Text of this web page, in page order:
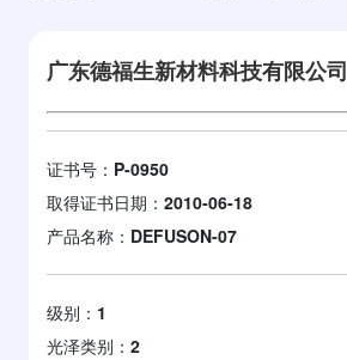
广东德福生新材料科技有限公司
证书号： P-0950
取得证书日期： 2010-06-18
产品名称： DEFUSON-07
级别： 1
光泽类别： 2